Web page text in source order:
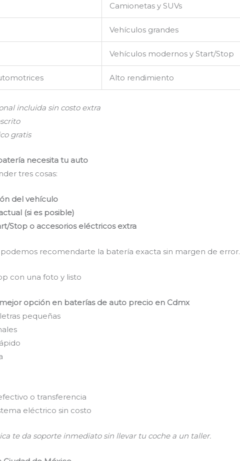
Camionetas y SUVs
Vehículos grandes
Vehículos modernos y Start/Stop
Alto rendimiento
incluida sin costo extra
gratis
necesita tu auto
tres cosas:
del vehículo
(si es posible)
Stop o accesorios eléctricos extra
recomendarte la batería exacta sin margen de error.
con una foto y listo
opción en baterías de auto precio en Cdmx
pequeñas
o transferencia
eléctrico sin costo
te da soporte inmediato sin llevar tu coche a un taller.